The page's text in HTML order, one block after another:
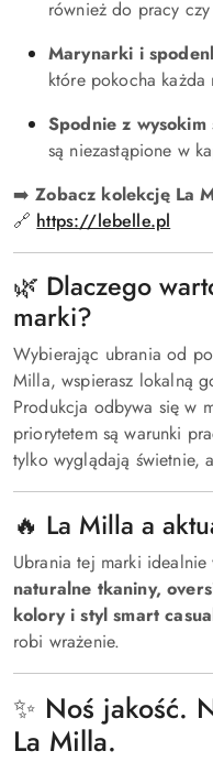
również do pracy
Marynarki i
które pokocha każda
Spodnie z wysokim
są niezastąpione w
➡️Zobacz kolekcję La
🔗 https://lebelle.pl
🌿 Dlaczego
marki?
Wybierając ubrania od
Milla, wspierasz lokalną
Produkcja odbywa się w
priorytetem są warunki
tylko wyglądają świetnie,
🔥 La Milla a
Ubrania tej marki
naturalne tkaniny,
kolory i styl smart
robi wrażenie.
✨ Noś jakość.
La Milla.